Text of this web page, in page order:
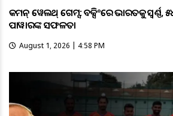
କମନ୍ ୱେଲଥ୍ ଗେମ୍ସ: ବକ୍ସିଂରେ ଭାରତକୁ ସ୍ବର୍ଣ୍ଣ,
ପାୱାରଙ୍କ ସଫଳତା
August 1, 2026 | 4:58 PM